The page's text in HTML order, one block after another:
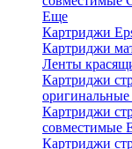
Еще
Картриджи
Картриджи
Ленты
Картриджи
оригинальные
Картриджи
совместимые
Картриджи